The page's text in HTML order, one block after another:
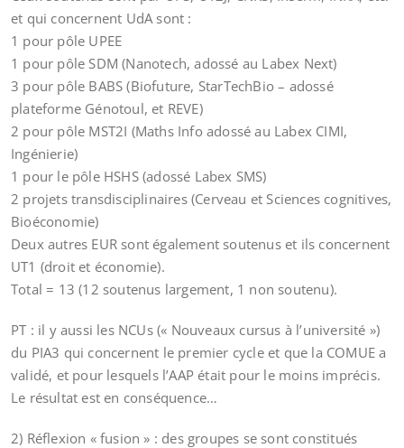
et qui concernent UdA sont :
1 pour pôle UPEE
1 pour pôle SDM (Nanotech, adossé au Labex Next)
3 pour pôle BABS (Biofuture, StarTechBio – adossé
plateforme Génotoul, et REVE)
2 pour pôle MST2I (Maths Info adossé au Labex CIMI,
Ingénierie)
1 pour le pôle HSHS (adossé Labex SMS)
2 projets transdisciplinaires (Cerveau et Sciences cognitives,
Bioéconomie)
Deux autres EUR sont également soutenus et ils concernent
UT1 (droit et économie).
Total = 13 (12 soutenus largement, 1 non soutenu).
PT : il y aussi les NCUs (« Nouveaux cursus à l’université »)
du PIA3 qui concernent le premier cycle et que la COMUE a
validé, et pour lesquels l’AAP était pour le moins imprécis.
Le résultat est en conséquence…
2) Réflexion « fusion » : des groupes se sont constitués